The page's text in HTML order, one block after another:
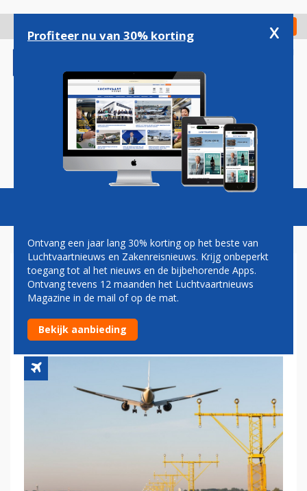
gaan
Check in
Magazine Podcasts Vacatures
LUCHTVAARTORGANISATIES
NAAR RECHTER TEGEN
KRIMP SCHIPHOL
Profiteer nu van 30% korting x
Ontvang een jaar lang 30% korting op het beste van
Luchtvaartnieuws en Zakenreisnieuws. Krijg onbeperkt
toegang tot al het nieuws en de bijbehorende Apps.
Ontvang tevens 12 maanden het Luchtvaartnieuws
Magazine in de mail of op de mat.
Bekijk aanbieding